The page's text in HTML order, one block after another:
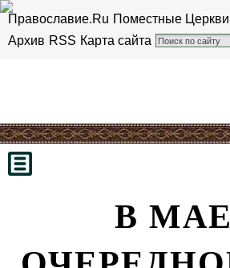
Православие.Ru Поместные Церкви
Архив RSS Карта сайта
В